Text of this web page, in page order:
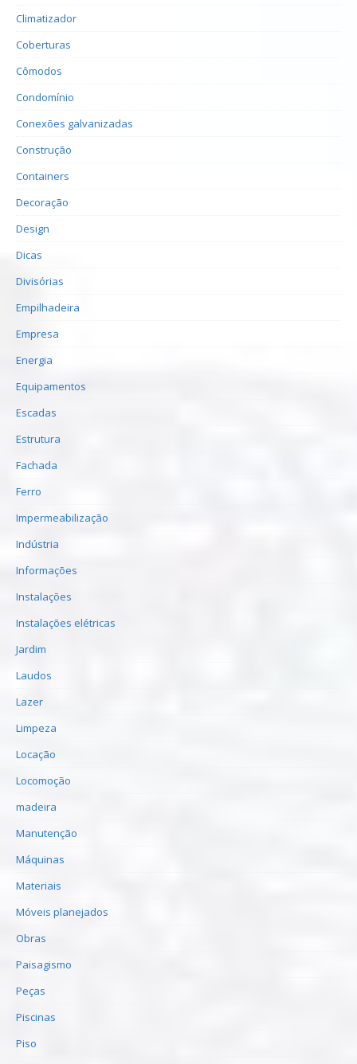
Climatizador
Coberturas
Cômodos
Condomínio
Conexões galvanizadas
Construção
Containers
Decoração
Design
Dicas
Divisórias
Empilhadeira
Empresa
Energia
Equipamentos
Escadas
Estrutura
Fachada
Ferro
Impermeabilização
Indústria
Informações
Instalações
Instalações elétricas
Jardim
Laudos
Lazer
Limpeza
Locação
Locomoção
madeira
Manutenção
Máquinas
Materiais
Móveis planejados
Obras
Paisagismo
Peças
Piscinas
Piso